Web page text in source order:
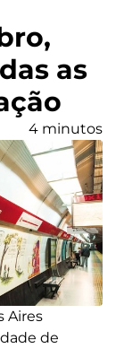
as
4 minutos
Aires
de